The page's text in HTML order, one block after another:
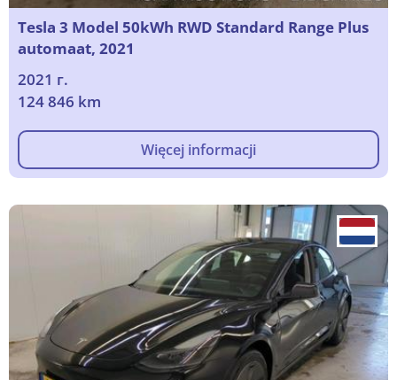
Tesla 3 Model 50kWh RWD Standard Range Plus
automaat, 2021
2021 г.
124 846 km
Więcej informacji